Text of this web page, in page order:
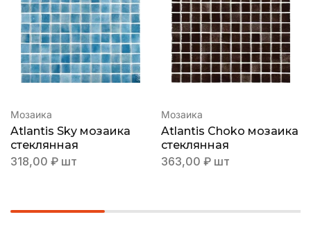
Мозаика
Atlantis Sky мозаика
стеклянная
318,00 ₽ шт
Мозаика
Atlantis Choko мозаика
стеклянная
363,00 ₽ шт